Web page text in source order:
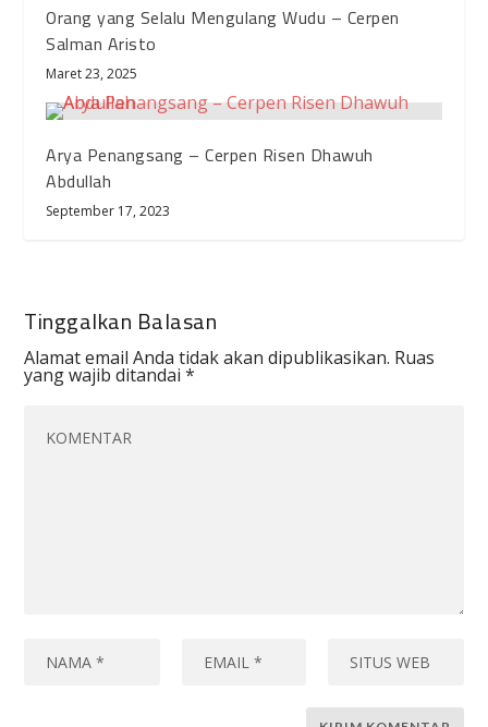
Orang yang Selalu Mengulang Wudu – Cerpen
Salman Aristo
Maret 23, 2025
Arya Penangsang – Cerpen Risen Dhawuh
Abdullah
September 17, 2023
Tinggalkan Balasan
Alamat email Anda tidak akan dipublikasikan. Ruas
yang wajib ditandai*